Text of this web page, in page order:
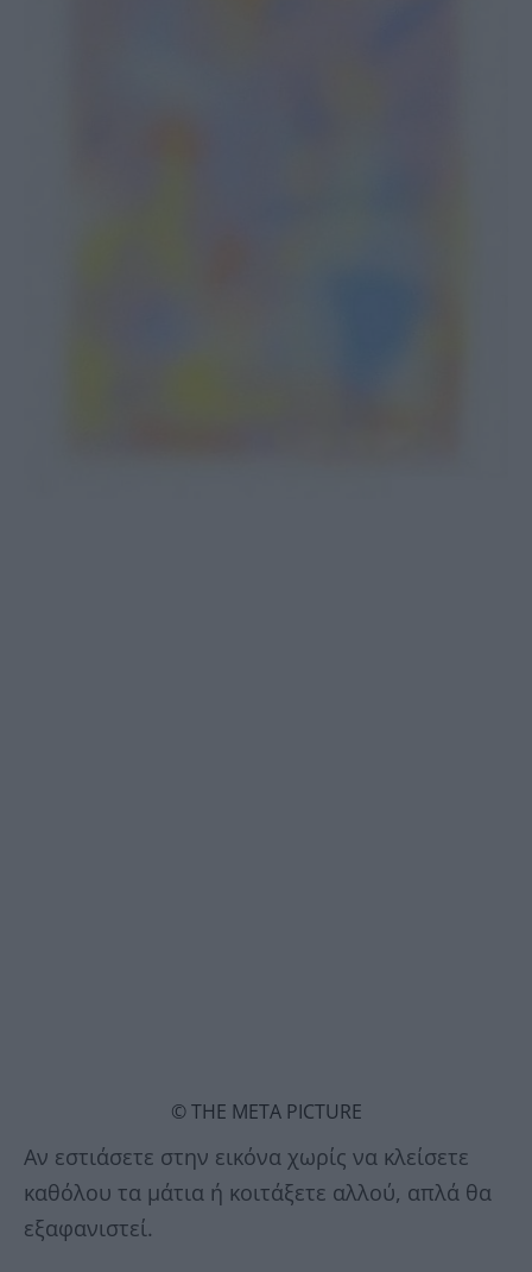
© THE META PICTURE
Αν εστιάσετε στην εικόνα χωρίς να κλείσετε
καθόλου τα μάτια ή κοιτάξετε αλλού, απλά θα
εξαφανιστεί.